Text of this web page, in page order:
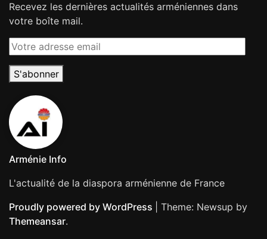
Recevez les dernières actualités arméniennes dans
votre boîte mail.
Votre
adresse
email
S'abonner
Arménie Info
L'actualité de la diaspora arménienne de France
Proudly powered by WordPress
Theme: Newsup by
Themeansar.